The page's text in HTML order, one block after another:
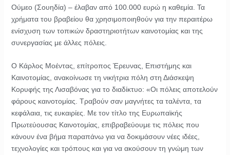
Ούμεο (Σουηδία) – έλαβαν από 100.000 ευρώ η καθεμία. Τα
χρήματα του βραβείου θα χρησιμοποιηθούν για την περαιτέρω
ενίσχυση των τοπικών δραστηριοτήτων καινοτομίας και της
συνεργασίας με άλλες πόλεις.
Ο Κάρλος Μοέντας, επίτροπος Έρευνας, Επιστήμης και
Καινοτομίας, ανακοίνωσε τη νικήτρια πόλη στη Διάσκεψη
Κορυφής της Λισαβόνας για το διαδίκτυο: «Οι πόλεις αποτελούν
φάρους καινοτομίας. Τραβούν σαν μαγνήτες τα ταλέντα, τα
κεφάλαια, τις ευκαιρίες. Με τον τίτλο της Ευρωπαϊκής
Πρωτεύουσας Καινοτομίας, επιβραβεύουμε τις πόλεις που
κάνουν ένα βήμα παραπάνω για να δοκιμάσουν νέες ιδέες,
τεχνολογίες και τρόπους και για να ακούσουν τη γνώμη των